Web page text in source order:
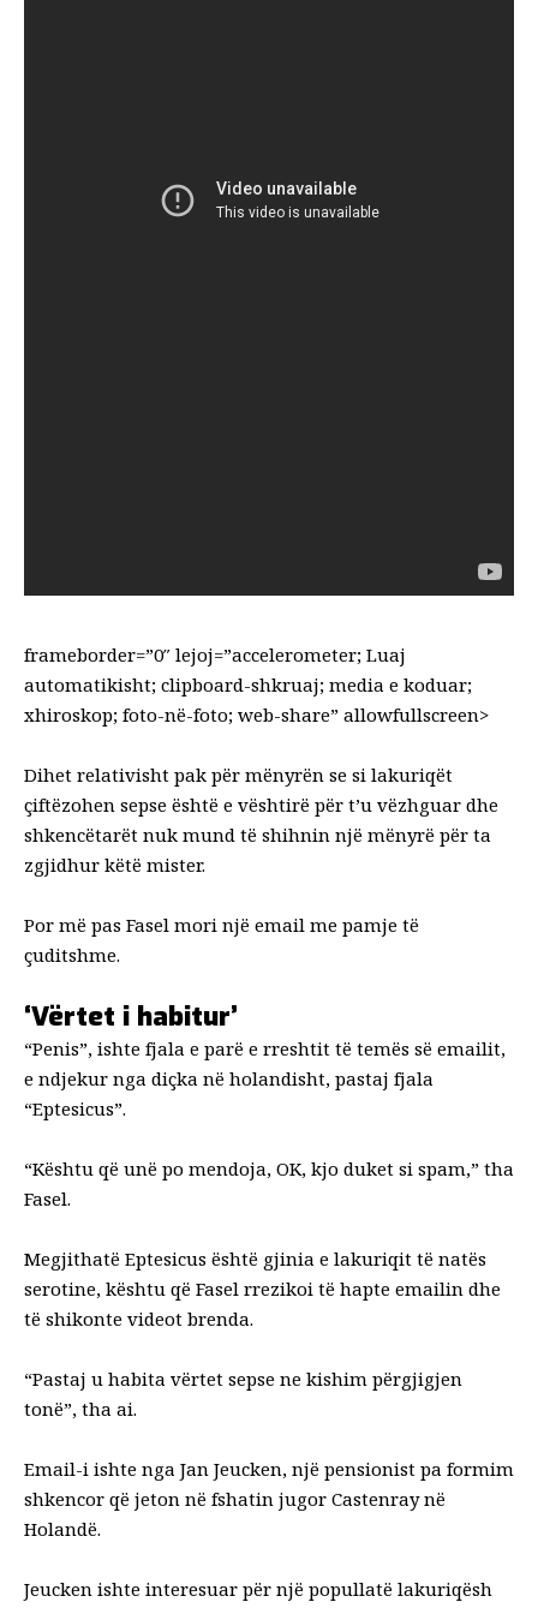
frameborder=”0″ lejoj=”accelerometer; Luaj
automatikisht; clipboard-shkruaj; media e koduar;
xhiroskop; foto-në-foto; web-share” allowfullscreen>
Dihet relativisht pak për mënyrën se si lakuriqët
çiftëzohen sepse është e vështirë për t’u vëzhguar dhe
shkencëtarët nuk mund të shihnin një mënyrë për ta
zgjidhur këtë mister.
Por më pas Fasel mori një email me pamje të
çuditshme.
‘Vërtet i habitur’
“Penis”, ishte fjala e parë e rreshtit të temës së emailit,
e ndjekur nga diçka në holandisht, pastaj fjala
“Eptesicus”.
“Kështu që unë po mendoja, OK, kjo duket si spam,” tha
Fasel.
Megjithatë Eptesicus është gjinia e lakuriqit të natës
serotine, kështu që Fasel rrezikoi të hapte emailin dhe
të shikonte videot brenda.
“Pastaj u habita vërtet sepse ne kishim përgjigjen
tonë”, tha ai.
Email-i ishte nga Jan Jeucken, një pensionist pa formim
shkencor që jeton në fshatin jugor Castenray në
Holandë.
Jeucken ishte interesuar për një popullatë lakuriqësh